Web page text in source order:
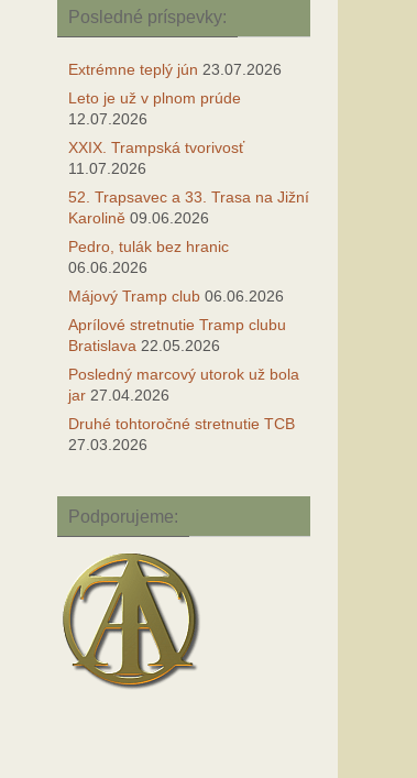
Posledné príspevky:
Extrémne teplý jún 23.07.2026
Leto je už v plnom prúde
12.07.2026
XXIX. Trampská tvorivosť
11.07.2026
52. Trapsavec a 33. Trasa na Jižní
Karolině 09.06.2026
Pedro, tulák bez hranic
06.06.2026
Májový Tramp club 06.06.2026
Aprílové stretnutie Tramp clubu
Bratislava 22.05.2026
Posledný marcový utorok už bola
jar 27.04.2026
Druhé tohtoročné stretnutie TCB
27.03.2026
Podporujeme: